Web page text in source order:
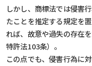
しかし、商標法では侵害
たことを推定する規定を
れば、故意や過失の存在
特許法103条）。
この点でも、侵害行為に